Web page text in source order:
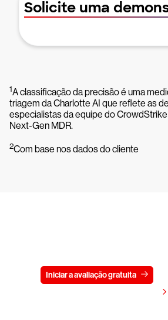
Solicite uma
1A classificação da precisão é uma
triagem da Charlotte AI que reflete as
especialistas da equipe do
Next-Gen MDR.
2Com base nos dados do cliente
Iniciar a avaliação gratuita